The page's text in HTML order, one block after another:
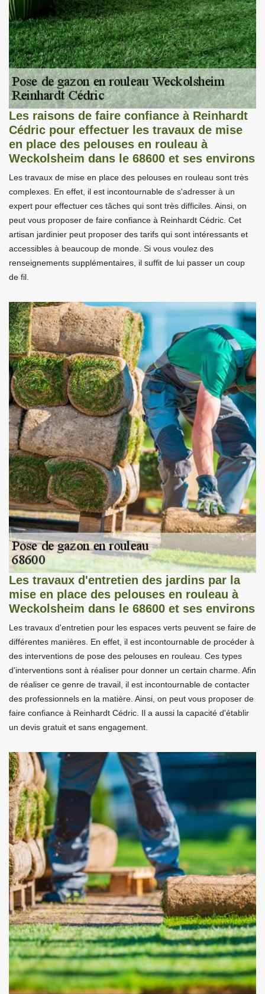
Les raisons de faire confiance à Reinhardt
Cédric pour effectuer les travaux de mise
en place des pelouses en rouleau à
Weckolsheim dans le 68600 et ses environs
Les travaux de mise en place des pelouses en rouleau sont très
complexes. En effet, il est incontournable de s'adresser à un
expert pour effectuer ces tâches qui sont très difficiles. Ainsi, on
peut vous proposer de faire confiance à Reinhardt Cédric. Cet
artisan jardinier peut proposer des tarifs qui sont intéressants et
accessibles à beaucoup de monde. Si vous voulez des
renseignements supplémentaires, il suffit de lui passer un coup
de fil.
Les travaux d'entretien des jardins par la
mise en place des pelouses en rouleau à
Weckolsheim dans le 68600 et ses environs
Les travaux d'entretien pour les espaces verts peuvent se faire de
différentes manières. En effet, il est incontournable de procéder à
des interventions de pose des pelouses en rouleau. Ces types
d'interventions sont à réaliser pour donner un certain charme. Afin
de réaliser ce genre de travail, il est incontournable de contacter
des professionnels en la matière. Ainsi, on peut vous proposer de
faire confiance à Reinhardt Cédric. Il a aussi la capacité d'établir
un devis gratuit et sans engagement.